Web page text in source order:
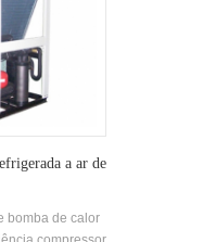
o
30% ~ 50% Em
aquecimento
bastante a
a ar de
bomba de calor